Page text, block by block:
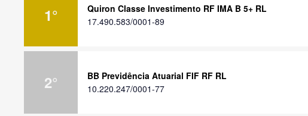
1°
Quiron Classe Investimento RF IMA B 5+ RL
17.490.583/0001-89
2°
BB Previdência Atuarial FIF RF RL
10.220.247/0001-77